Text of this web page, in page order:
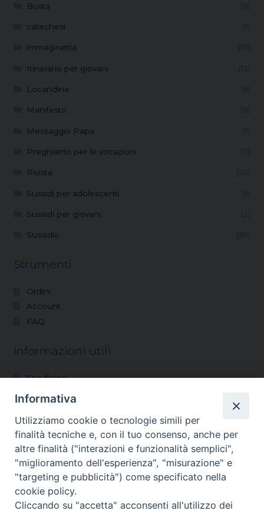
Busta (8)
catechesi (1)
immaginetta (13)
Itinerario per giovani (12)
Locandina (6)
Manifesto (8)
Messaggio Papa (1)
Preghiamo per le vocazioni (7)
Rivista (53)
Sussidi per adolescenti (1)
Sussidi per giovani (2)
Sussidio (69)
Strumenti
Ordini
Account
FAQ
Informazioni utili
Spedizioni
Modalità di pagamento
Reso
Vocazioni
Shop
Blog
Chi siamo
Informativa
Utilizziamo cookie o tecnologie simili per
finalità tecniche e, con il tuo consenso, anche per
altre finalità ("interazioni e funzionalità semplici",
"miglioramento dell'esperienza", "misurazione" e
"targeting e pubblicità") come specificato nella
cookie policy.
Cliccando su "accetta" acconsenti all'utilizzo dei